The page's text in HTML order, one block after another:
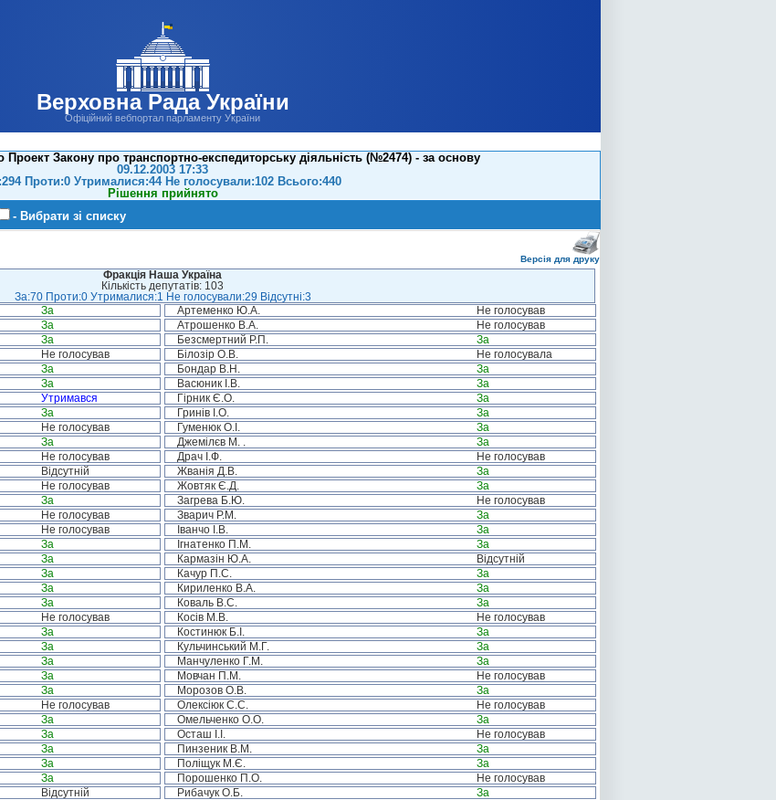
Верховна Рада України
Офіційний вебпортал парламенту України
Проект Закону про транспортно-експедиторську діяльність (№2474) - за основу
09.12.2003 17:33
Проти:0 Утрималися:44 Не голосували:102 Всього:440
Рішення прийнято
- Вибрати зі списку
Версія для друку
Фракція Наша Україна
Кількість депутатів: 103
За:70 Проти:0 Утрималися:1 Не голосували:29 Відсутні:3
За Артеменко Ю.А.
Не голосував
За Атрошенко В.А.
Не голосував
За Безсмертний Р.П.
За
Не голосував Білозір О.В.
Не голосувала
За Бондар В.Н.
За
За Васюник І.В.
За
Утримався Гірник Є.О.
За
За Гринів І.О.
За
Не голосував Гуменюк О.І.
За
За Джемілєв М. .
За
Не голосував Драч І.Ф.
Не голосував
Відсутній Жванія Д.В.
За
Не голосував Жовтяк Є.Д.
За
За Загрева Б.Ю.
Не голосував
Не голосував Зварич Р.М.
За
Не голосував Іванчо І.В.
За
За Ігнатенко П.М.
За
За Кармазін Ю.А.
Відсутній
За Качур П.С.
За
За Кириленко В.А.
За
За Коваль В.С.
За
Не голосував Косів М.В.
Не голосував
За Костинюк Б.І.
За
За Кульчинський М.Г.
За
За Манчуленко Г.М.
За
За Мовчан П.М.
Не голосував
За Морозов О.В.
За
Не голосував Олексіюк С.С.
Не голосував
За Омельченко О.О.
За
За Осташ І.І.
Не голосував
За Пинзеник В.М.
За
За Поліщук М.Є.
За
За Порошенко П.О.
Не голосував
Відсутній Рибачук О.Б.
За